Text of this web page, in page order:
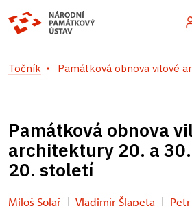
Točník Památková obnova vilové
Památková obnova
architektury 20. a
20. století
Miloš Solař | Vladimír Šlapeta |